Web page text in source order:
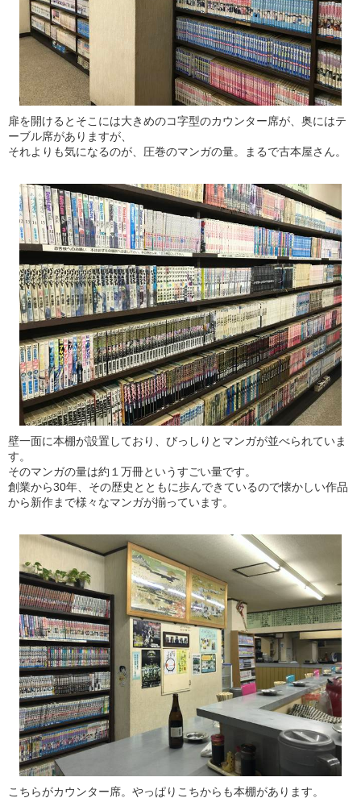
扉を開けるとそこには大きめのコ字型のカウンター席が、奥にはテ
ーブル席がありますが、
それよりも気になるのが、圧巻のマンガの量。まるで古本屋さん。
壁一面に本棚が設置しており、びっしりとマンガが並べられていま
す。
そのマンガの量は約１万冊というすごい量です。
創業から30年、その歴史とともに歩んできているので懐かしい作品
から新作まで様々なマンガが揃っています。
こちらがカウンター席。やっぱりこちからも本棚があります。